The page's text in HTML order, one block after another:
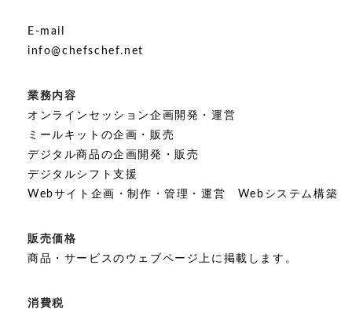
E-mail
info@chefschef.net
業務内容
オンラインセッション企画開発・運営
ミールキットの企画・販売
デジタル商品の企画開発・販売
デジタルシフト支援
Webサイト企画・制作・管理・運営 Webシステム構築
販売価格
商品・サービスのウェブページ上に掲載します。
消費税